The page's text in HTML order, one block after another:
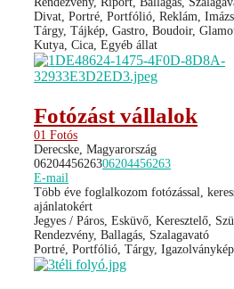
Divat, Portré, Portfólió, Reklám,
Tárgy, Tájkép, Gastro, Boudoir,
Kutya, Cica, Egyéb állat
Fotózást vállalok
01 Fotós
Derecske, Magyarország
0620445626306204456263
E-mail
Több éve foglalkozom fotózással,
ajánlatokért
Jegyes / Páros, Esküvő, Keresztelő,
Rendezvény, Ballagás, Szalagavató
Portré, Portfólió, Tárgy, Igazolványkép